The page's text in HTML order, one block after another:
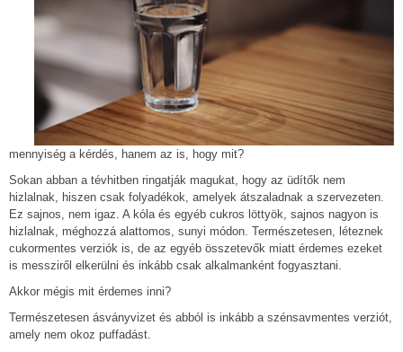
mennyiség a kérdés, hanem az is, hogy mit?
Sokan abban a tévhitben ringatják magukat, hogy az üdítők nem
hizlalnak, hiszen csak folyadékok, amelyek átszaladnak a szervezeten.
Ez sajnos, nem igaz. A kóla és egyéb cukros löttyök, sajnos nagyon is
hizlalnak, méghozzá alattomos, sunyi módon. Természetesen, léteznek
cukormentes verziók is, de az egyéb összetevők miatt érdemes ezeket
is messziről elkerülni és inkább csak alkalmanként fogyasztani.
Akkor mégis mit érdemes inni?
Természetesen ásványvizet és abból is inkább a szénsavmentes verziót,
amely nem okoz puffadást.